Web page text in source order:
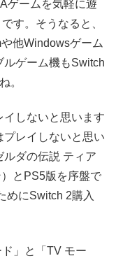
ゲームを気軽に遊
す。そうなると、
他Windowsゲーム
ルゲーム機もSwitch
。
しないと思います
レイしないと思い
ルダの伝説 ティア
とPS5版を序盤で
めにSwitch 2購入
」と「TV モー